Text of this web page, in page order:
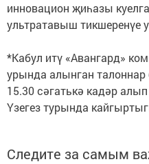
инновацион җиһазы
ультратавыш тикшеренүе
*Кабул итү «Авангард»
урында алынган талоннар
15.30 сәгатькә кадәр
Үзегез турында
Следите за самым